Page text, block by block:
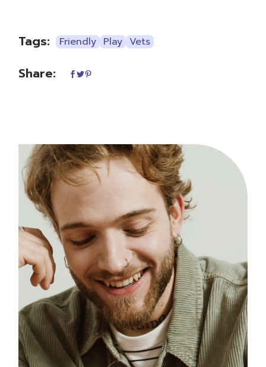
Tags: Friendly Play Vets
Share: